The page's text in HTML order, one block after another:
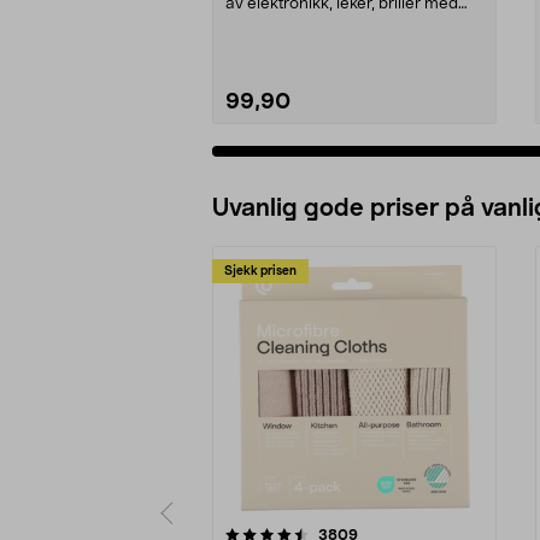
av elektronikk, leker, briller med
99,90
Uvanlig gode priser på
Sjekk prisen
3809anmeldelser
4.5av 5 stjerner